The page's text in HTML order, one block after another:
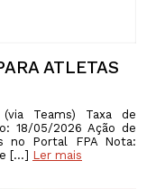
ATLETAS
Teams) Taxa de
18/05/2026 Ação de
no Portal FPA Nota:
[…] Ler mais